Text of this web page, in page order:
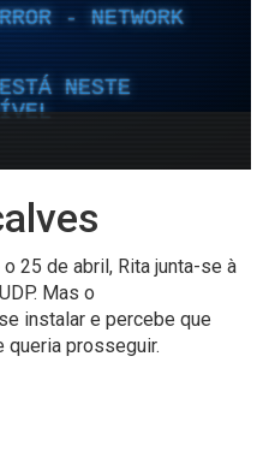
25 de abril, Rita junta-se à
Mas o
instalar e percebe que
queria prosseguir.